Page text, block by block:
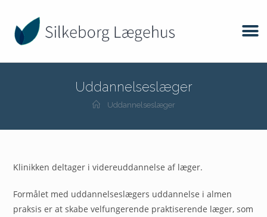
Uddannelseslæger
Uddannelseslæger
Klinikken deltager i videreuddannelse af læger.
Formålet med uddannelseslægers uddannelse i almen
praksis er at skabe velfungerende praktiserende læger, som